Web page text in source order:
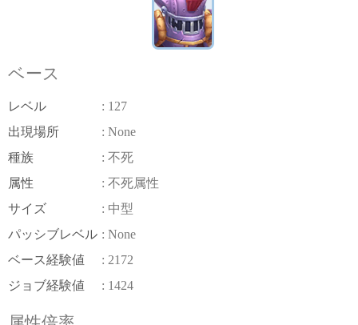
ベース
レベル
: 127
出現場所
: None
種族
: 不死
属性
: 不死属性
サイズ
: 中型
パッシブレベル : None
ベース経験値
: 2172
ジョブ経験値
: 1424